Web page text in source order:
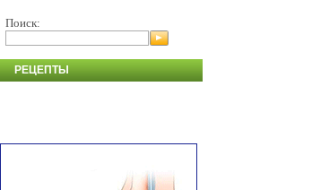
Поиск:
РЕЦЕПТЫ